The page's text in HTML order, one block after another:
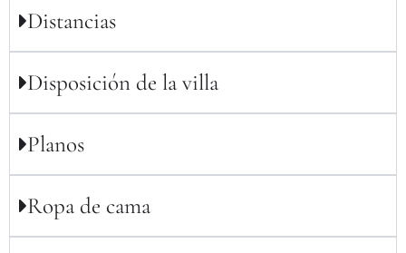
Distancias
Disposición de la villa
Planos
Ropa de cama